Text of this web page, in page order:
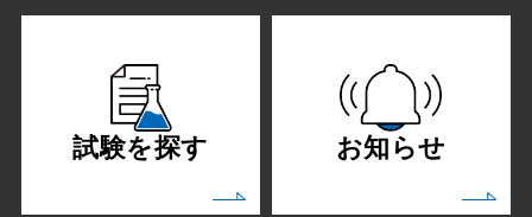
試験を探す お知らせ